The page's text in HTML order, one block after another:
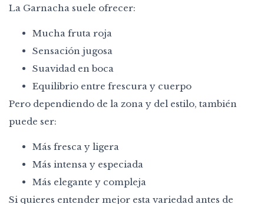
La Garnacha suele ofrecer:
Mucha fruta roja
Sensación jugosa
Suavidad en boca
Equilibrio entre frescura y cuerpo
Pero dependiendo de la zona y del estilo, también
puede ser:
Más fresca y ligera
Más intensa y especiada
Más elegante y compleja
Si quieres entender mejor esta variedad antes de